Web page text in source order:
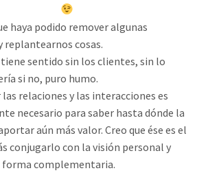
haya podido remover algunas
replantearnos cosas.
tiene sentido sin los clientes, sin lo
si no, puro humo.
relaciones y las interacciones es
necesario para saber hasta dónde la
aún más valor. Creo que ése es el
conjugarlo con la visión personal y
forma complementaria.